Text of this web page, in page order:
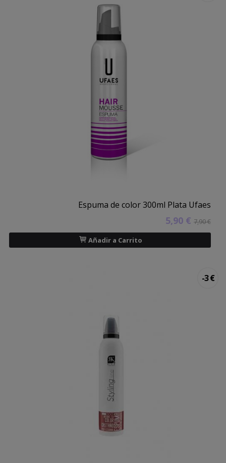
Espuma de color 300ml Plata Ufaes
5,90 € 7,90 €
Añadir a Carrito
-3 €